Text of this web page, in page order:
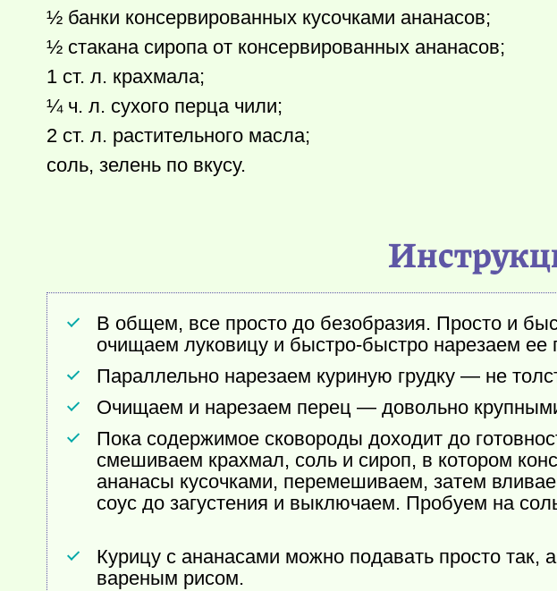
½ банки консервированных кусочками ананасов;
½ стакана сиропа от консервированных ананасов;
1 ст. л. крахмала;
¼ ч. л. сухого перца чили;
2 ст. л. растительного масла;
соль, зелень по вкусу.
В общем, все просто до безобразия. Просто и
очищаем луковицу и быстро-быстро нарезаем
Параллельно нарезаем куриную грудку — не
Очищаем и нарезаем перец — довольно
Пока содержимое сковороды доходит до
смешиваем крахмал, соль и сироп, в котором
ананасы кусочками, перемешиваем, затем
соус до загустения и выключаем. Пробуем на
Курицу с ананасами можно подавать просто
вареным рисом.